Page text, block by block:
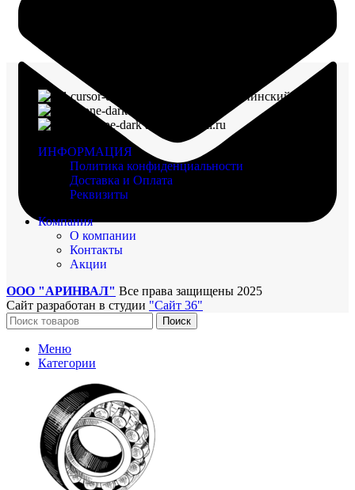
г. Воронеж, пр-кт Ленинский, д. 221
arinval@mail.ru
ИНФОРМАЦИЯ
Политика конфиденциальности
Доставка и Оплата
Реквизиты
Компания
О компании
Контакты
Акции
ООО "АРИНВАЛ" Все права защищены 2025
Сайт разработан в студии "Сайт 36"
Поиск
Меню
Категории